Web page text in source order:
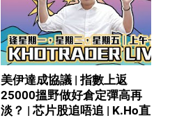
美伊達成協議 | 指數上返
25000搵野做好倉定彈高再
淡？ | 芯片股追唔追 | K.Ho直